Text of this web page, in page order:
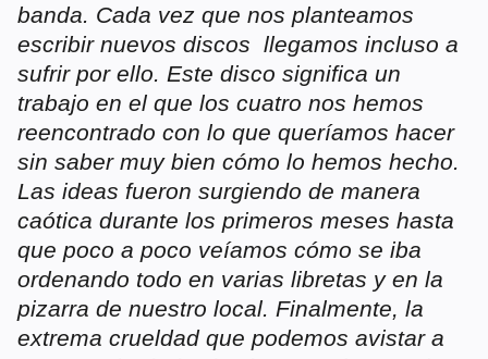
banda. Cada vez que nos planteamos
escribir nuevos discos llegamos incluso a
sufrir por ello. Este disco significa un
trabajo en el que los cuatro nos hemos
reencontrado con lo que queríamos hacer
sin saber muy bien cómo lo hemos hecho.
Las ideas fueron surgiendo de manera
caótica durante los primeros meses hasta
que poco a poco veíamos cómo se iba
ordenando todo en varias libretas y en la
pizarra de nuestro local. Finalmente, la
extrema crueldad que podemos avistar a